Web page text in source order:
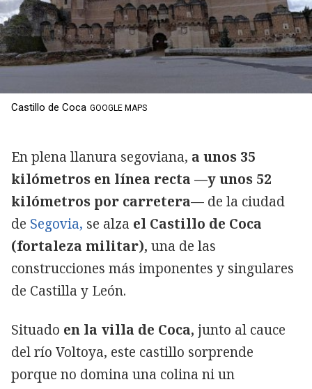
Castillo de Coca GOOGLE MAPS
En plena llanura segoviana, a unos 35
kilómetros en línea recta —y unos 52
kilómetros por carretera— de la ciudad
de Segovia, se alza el Castillo de Coca
(fortaleza militar), una de las
construcciones más imponentes y singulares
de Castilla y León.
Situado en la villa de Coca, junto al cauce
del río Voltoya, este castillo sorprende
porque no domina una colina ni un